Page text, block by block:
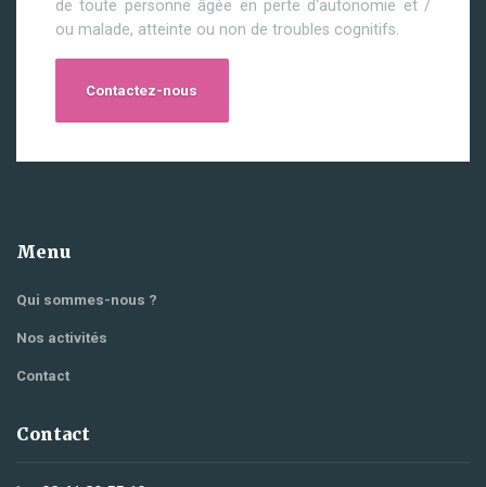
de toute personne âgée en perte d'autonomie et /
ou malade, atteinte ou non de troubles cognitifs.
Contactez-nous
Menu
Qui sommes-nous ?
Nos activités
Contact
Contact